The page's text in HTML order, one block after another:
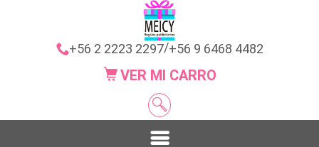
+56 2 2223 2297/+56 9 6468 4482
VER MI CARRO